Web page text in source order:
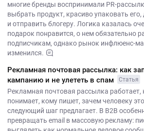
многие бренды воспринимали PR-
выбрать продукт, красиво упаковать
и отправить блогеру. Логика казалась
подарок понравится, о нем обязательно
подписчикам, однако рынок инфлюенс-
изменился.
Рекламная почтовая рассылка: как
кампанию и не улететь в спам
Статья
Рекламная почтовая рассылка работает,
понимает, кому пишет, зачем человеку
следующий шаг предлагает. В B2B
превращать email в массовую рекламу: